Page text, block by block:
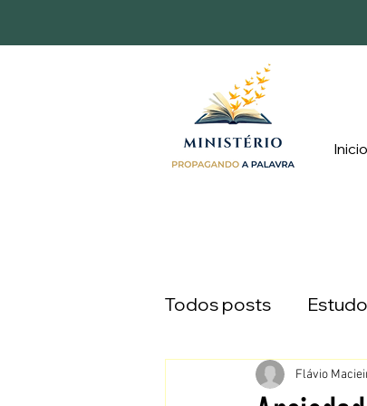
Inicio
Todos posts
DevocionaisFlávio